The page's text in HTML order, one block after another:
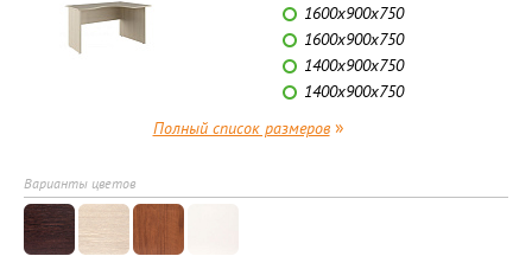
1600x900x750
1600x900x750
1400x900x750
1400x900x750
Полный список размеров»
Варианты цветов